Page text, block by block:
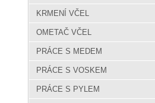
KRMENÍ VČEL
OMETAČ VČEL
PRÁCE S MEDEM
PRÁCE S VOSKEM
PRÁCE S PYLEM